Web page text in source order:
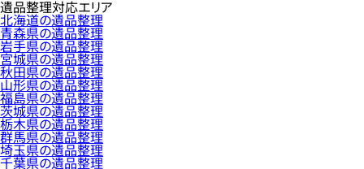
遺品整理対応エリア
北海道の遺品整理
青森県の遺品整理
岩手県の遺品整理
宮城県の遺品整理
秋田県の遺品整理
山形県の遺品整理
福島県の遺品整理
茨城県の遺品整理
栃木県の遺品整理
群馬県の遺品整理
埼玉県の遺品整理
千葉県の遺品整理